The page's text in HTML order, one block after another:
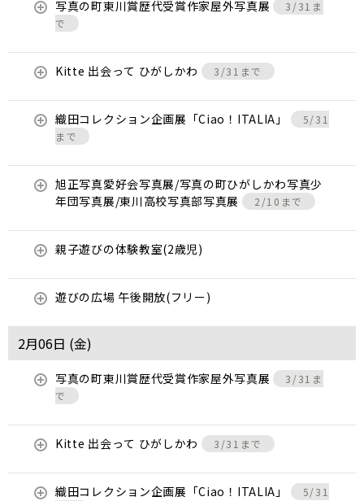
写真の町東川賞歴代受賞作家屋外写真展
3/31ま
で
Kitte 出会って ひがしかわ 3/31まで
織田コレクション企画展「Ciao！ITALIA」
5/31
まで
旭正写真愛好会写真展/写真の町ひがしかわ写真少
年団写真展/東川高校写真部写真展
2/10まで
親子遊びの体験教室(2歳児)
遊びの広場 午後開放(フリー)
2月06日 (金)
写真の町東川賞歴代受賞作家屋外写真展
3/31ま
で
Kitte 出会って ひがしかわ 3/31まで
織田コレクション企画展「Ciao！ITALIA」
5/31